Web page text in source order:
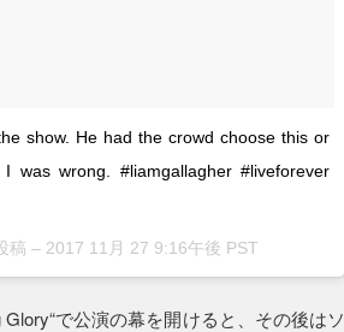
show. He had the crowd choose this or
was wrong. #liamgallagher #liveforever
稿 – 2017 11月 27 9:16午後 PST
Glory“で公演の幕を開けると、その後はソ